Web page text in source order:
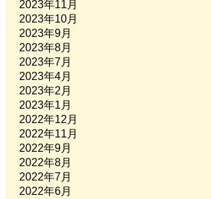
2023年11月
2023年10月
2023年9月
2023年8月
2023年7月
2023年4月
2023年2月
2023年1月
2022年12月
2022年11月
2022年9月
2022年8月
2022年7月
2022年6月